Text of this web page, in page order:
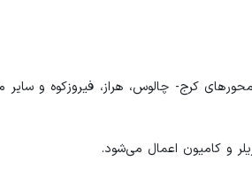
محورهای کرج- چالوس، هراز، فیروزکوه و